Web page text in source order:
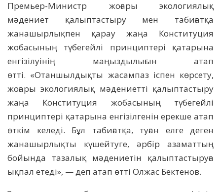
Премьер-Министр жоғары экологиялық
мәдениет қалыптастыру мен табиғатқа
жанашырлықпен қарау жаңа Конституция
жобасының түбегейлі принциптері қатарына
енгізілуінің маңыздылығын атап
өтті. «Отаншылдықты жасампаз іспен көрсету,
жоғары экологиялық мәдениетті қалыптастыру
жаңа Конституция жобасының түбегейлі
принциптері қатарына енгізілгенін ерекше атап
өткім келеді. Бұл табиғатқа, туған елге деген
жанашырлықты күшейтуге, әрбір азаматтың
бойында тазалық мәдениетін қалыптастыруға
ықпал етеді», — деп атап өтті Олжас Бектенов.